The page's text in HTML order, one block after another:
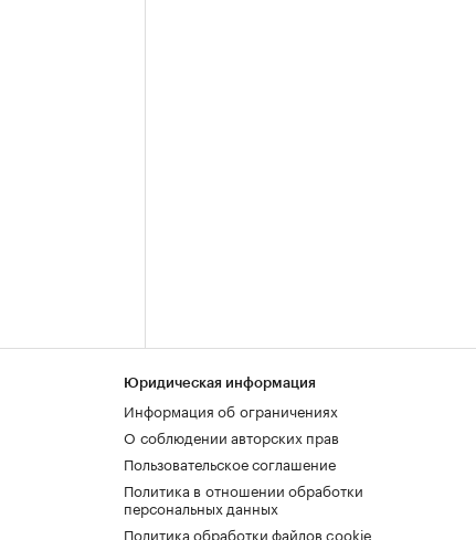
Юридическая информация
Информация об ограничениях
О соблюдении авторских прав
Пользовательское соглашение
Политика в отношении обработки
персональных данных
Политика обработки файлов cookie